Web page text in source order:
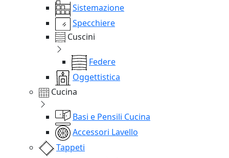
Sistemazione
Specchiere
Cuscini
Federe
Oggettistica
Cucina
Basi e Pensili Cucina
Accessori Lavello
Tappeti